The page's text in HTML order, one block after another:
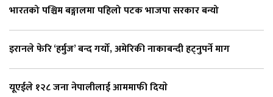
भारतको पश्चिम बङ्गालमा पहिलो पटक भाजपा सरकार बन्यो
इरानले फेरि ‘हर्मुज’ बन्द गर्यो, अमेरिकी नाकाबन्दी हट्नुपर्ने माग
यूएईले १२८ जना नेपालीलाई आममाफी दियाे